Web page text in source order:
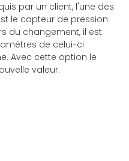
par un client, l'une des
le capteur de pression
du changement, il est
de celui-ci
Avec cette option le
valeur.